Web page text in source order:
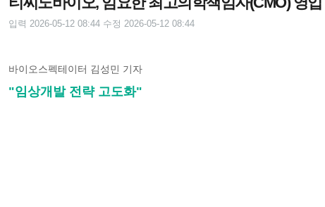
입력 2026-05-12 08:44 수정 2026-05-12 08:44
바이오스펙테이터 김성민 기자
"임상개발 전략 고도화"